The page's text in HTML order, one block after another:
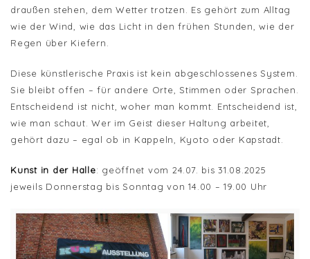
draußen stehen, dem Wetter trotzen. Es gehört zum Alltag
wie der Wind, wie das Licht in den frühen Stunden, wie der
Regen über Kiefern.
Diese künstlerische Praxis ist kein abgeschlossenes System.
Sie bleibt offen – für andere Orte, Stimmen oder Sprachen.
Entscheidend ist nicht, woher man kommt. Entscheidend ist,
wie man schaut. Wer im Geist dieser Haltung arbeitet,
gehört dazu – egal ob in Kappeln, Kyoto oder Kapstadt.
Kunst in der Halle: geöffnet vom 24.07. bis 31.08.2025
jeweils Donnerstag bis Sonntag von 14.00 – 19.00 Uhr